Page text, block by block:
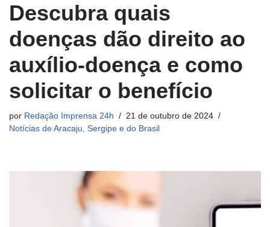
Descubra quais
doenças dão direito ao
auxílio-doença e como
solicitar o benefício
por Redação Imprensa 24h
21 de outubro de 2024
Notícias de Aracaju, Sergipe e do Brasil